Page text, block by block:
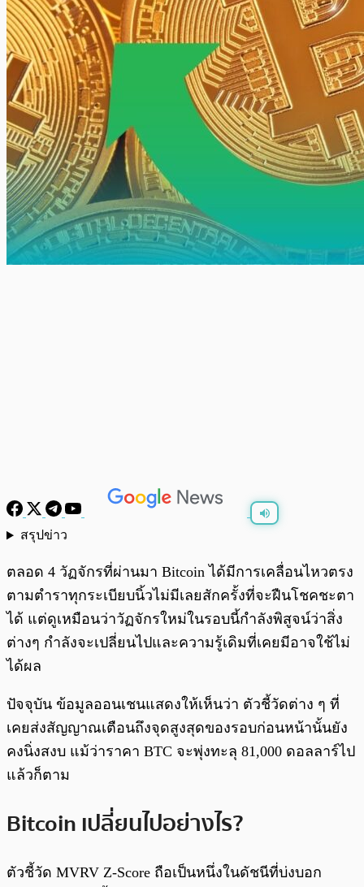
สรุปข่าว
ตลอด 4 วัฏจักรที่ผ่านมา Bitcoin ได้มีการเคลื่อนไหวตรง
ตามตำราทุกระเบียบนิ้วไม่มีเลยสักครั้งที่จะฝืนโชคชะตา
ได้ แต่ดูเหมือนว่าวัฏจักรใหม่ในรอบนี้กำลังพิสูจน์ว่าสิ่ง
ต่างๆ กำลังจะเปลี่ยนไปและความรู้เดิมที่เคยมีอาจใช้ไม่
ได้ผล
ปัจจุบัน ข้อมูลออนเชนแสดงให้เห็นว่า ตัวชี้วัดต่าง ๆ ที่
เคยส่งสัญญาณเตือนถึงจุดสูงสุดของรอบก่อนหน้านั้นยัง
คงนิ่งสงบ แม้ว่าราคา BTC จะพุ่งทะลุ 81,000 ดอลลาร์ไป
แล้วก็ตาม
Bitcoin เปลี่ยนไปอย่างไร?
ตัวชี้วัด MVRV Z-Score ถือเป็นหนึ่งในดัชนีที่บ่งบอก